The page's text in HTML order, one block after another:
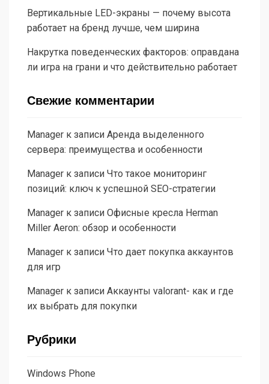
Вертикальные LED-экраны — почему высота
работает на бренд лучше, чем ширина
Накрутка поведенческих факторов: оправдана
ли игра на грани и что действительно работает
Свежие комментарии
Manager к записи Аренда выделенного
сервера: преимущества и особенности
Manager к записи Что такое мониторинг
позиций: ключ к успешной SEO-стратегии
Manager к записи Офисные кресла Herman
Miller Aeron: обзор и особенности
Manager к записи Что дает покупка аккаунтов
для игр
Manager к записи Аккаунты valorant- как и где
их выбрать для покупки
Рубрики
Windows Phone